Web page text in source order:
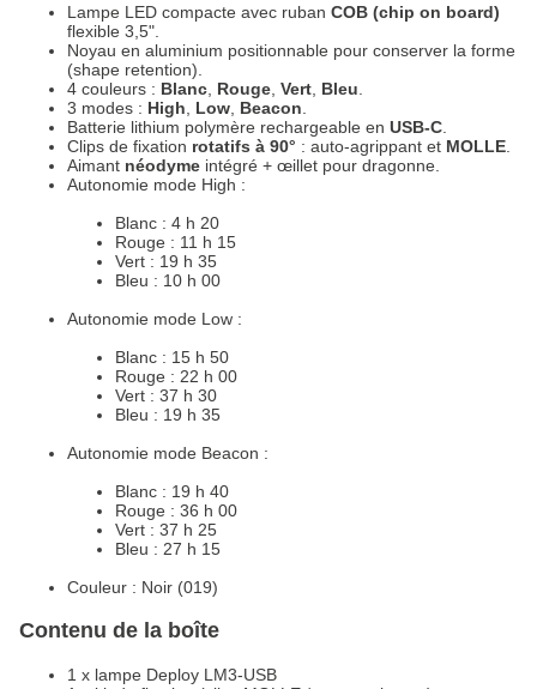
Lampe LED compacte avec ruban COB (chip on board)
flexible 3,5".
Noyau en aluminium positionnable pour conserver la forme
(shape retention).
4 couleurs : Blanc Rouge Vert Bleu
3 modes : High Low Beacon
Batterie lithium polymère rechargeable en USB-C
Clips de fixation rotatifs à 90° : auto-agrippant et MOLLE
Aimant néodyme intégré + œillet pour dragonne.
Autonomie mode High :
Blanc : 4 h 20
Rouge : 11 h 15
Vert : 19 h 35
Bleu : 10 h 00
Autonomie mode Low :
Blanc : 15 h 50
Rouge : 22 h 00
Vert : 37 h 30
Bleu : 19 h 35
Autonomie mode Beacon :
Blanc : 19 h 40
Rouge : 36 h 00
Vert : 37 h 25
Bleu : 27 h 15
Couleur : Noir (019)
Contenu de la boîte
1 x lampe Deploy LM3-USB